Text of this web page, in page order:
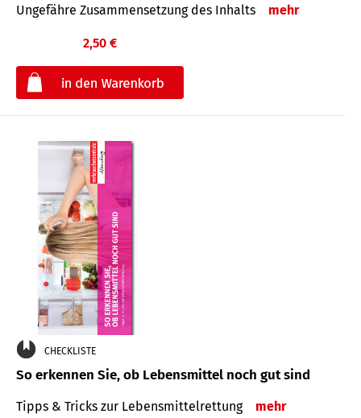
Ungefähre Zusammensetzung des Inhalts mehr
2,50 €
CHECKLISTE
So erkennen Sie, ob Lebensmittel noch gut sind
Tipps & Tricks zur Lebensmittelrettung mehr